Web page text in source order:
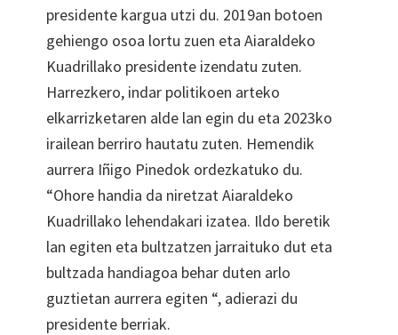
presidente kargua utzi du. 2019an botoen
gehiengo osoa lortu zuen eta Aiaraldeko
Kuadrillako presidente izendatu zuten.
Harrezkero, indar politikoen arteko
elkarrizketaren alde lan egin du eta 2023ko
irailean berriro hautatu zuten. Hemendik
aurrera Iñigo Pinedok ordezkatuko du.
“Ohore handia da niretzat Aiaraldeko
Kuadrillako lehendakari izatea. Ildo beretik
lan egiten eta bultzatzen jarraituko dut eta
bultzada handiagoa behar duten arlo
guztietan aurrera egiten “, adierazi du
presidente berriak.